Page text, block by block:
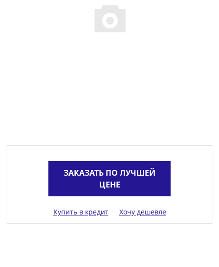
ЗАКАЗАТЬ ПО ЛУЧШЕЙ
ЦЕНЕ
Купить в кредит Хочу дешевле